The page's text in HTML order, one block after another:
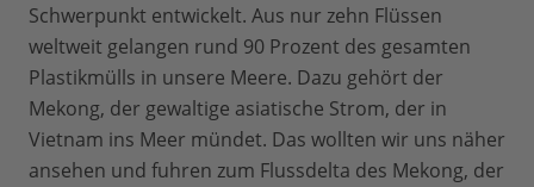
Schwerpunkt entwickelt. Aus nur zehn Flüssen
weltweit gelangen rund 90 Prozent des gesamten
Plastikmülls in unsere Meere. Dazu gehört der
Mekong, der gewaltige asiatische Strom, der in
Vietnam ins Meer mündet. Das wollten wir uns näher
ansehen und fuhren zum Flussdelta des Mekong, der